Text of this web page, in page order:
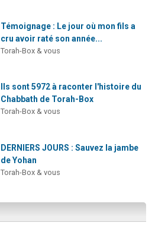
Témoignage : Le jour où mon fils a
cru avoir raté son année...
Torah-Box & vous
Ils sont 5972 à raconter l'histoire du
Chabbath de Torah-Box
Torah-Box & vous
DERNIERS JOURS : Sauvez la jambe
de Yohan
Torah-Box & vous